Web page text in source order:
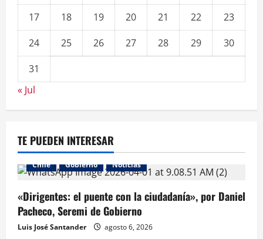
17
18 19 20 21 22
23
24
25 26 27 28 29
30
31
« Jul
TE PUEDEN INTERESAR
Chile Gobierno Noticias
«Dirigentes: el puente con la ciudadanía», por Daniel
Pacheco, Seremi de Gobierno
Luis José Santander
agosto 6, 2026